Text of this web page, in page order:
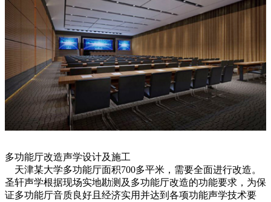
多功能厅改造声学设计及施工
天津某大学多功能厅面积700多平米，需要全面进行改造。
圣轩声学根据现场实地勘测及多功能厅改造的功能要求，为保
证多功能厅音质良好且经济实用并达到各项功能声学技术要